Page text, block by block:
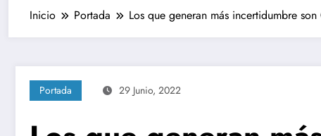
Inicio Portada Los que generan más incertidumbre
Portada 29 Junio, 2022